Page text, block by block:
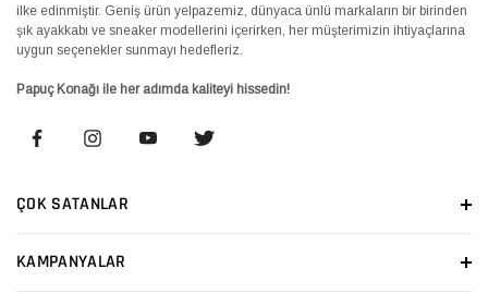
ilke edinmiştir. Geniş ürün yelpazemiz, dünyaca ünlü markaların bir birinden
şık ayakkabı ve sneaker modellerini içerirken, her müşterimizin ihtiyaçlarına
uygun seçenekler sunmayı hedefleriz.
Papuç Konağı ile her adımda kaliteyi hissedin!
ÇOK SATANLAR
KAMPANYALAR